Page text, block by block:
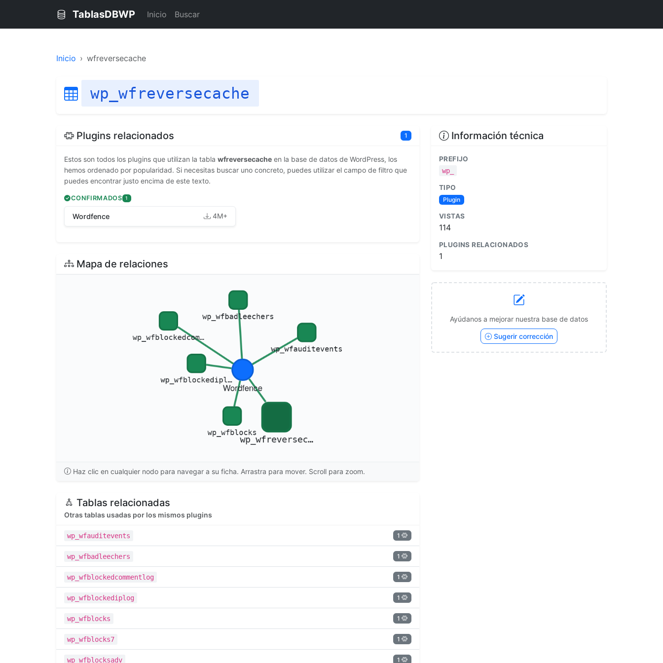
TablasDBWP Inicio Buscar
Inicio wfreversecache
wp_wfreversecache
Plugins relacionados 1
Estos son todos los plugins que utilizan la tabla wfreversecache en la base de datos de WordPress, los
hemos ordenado por popularidad. Si necesitas buscar uno concreto, puedes utilizar el campo de filtro que
puedes encontrar justo encima de este texto.
CONFIRMADOS 1
Wordfence 4M+
Mapa de relaciones
Haz clic en cualquier nodo para navegar a su ficha. Arrastra para mover. Scroll para zoom.
Tablas relacionadas
Otras tablas usadas por los mismos plugins
wp_wfauditevents 1
wp_wfbadleechers 1
wp_wfblockedcommentlog 1
wp_wfblockediplog 1
wp_wfblocks 1
wp_wfblocks7 1
wp_wfblocksadv 1
Información técnica
PREFIJO
wp_
TIPO
Plugin
VISTAS
114
PLUGINS RELACIONADOS
1
Ayúdanos a mejorar nuestra base de datos
Sugerir corrección